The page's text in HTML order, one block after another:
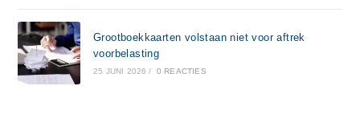
Grootboekkaarten volstaan niet voor aftrek
voorbelasting
25 JUNI 2026 / 0 REACTIES